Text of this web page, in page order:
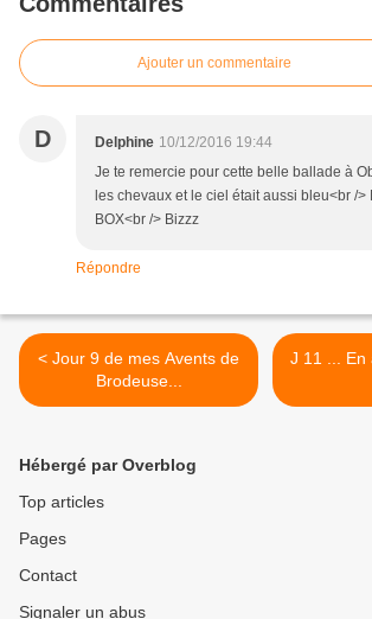
Ajouter un commentaire
D Delphine 10/12/2016 19:44
Je te remercie pour cette belle ballade à
les chevaux et le ciel était aussi bleu<br />
BOX<br /> Bizzz
Répondre
< Jour 9 de mes Avents de
Brodeuse...
J 11 ... En
Hébergé par Overblog
Top articles
Pages
Contact
Signaler un abus